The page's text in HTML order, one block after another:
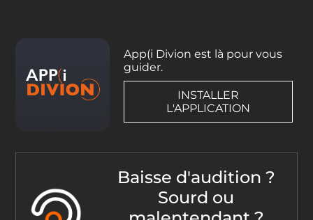
App(i Divion est là pour vous
guider.
INSTALLER
L'APPLICATION
Baisse d'audition ?
Sourd ou